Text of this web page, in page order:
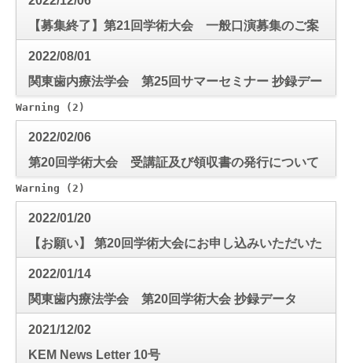
【募集終了】第21回学術大会 一般口演募集のご案
内
2022/08/01
関東歯内療法学会 第25回サマーセミナー 抄録デー
タ
Warning (2)
2022/02/06
第20回学術大会 受講証及び領収書の発行について
Warning (2)
2022/01/20
【お願い】 第20回学術大会にお申し込みいただいた
皆様へ
2022/01/14
関東歯内療法学会 第20回学術大会 抄録データ
2021/12/02
KEM News Letter 10号